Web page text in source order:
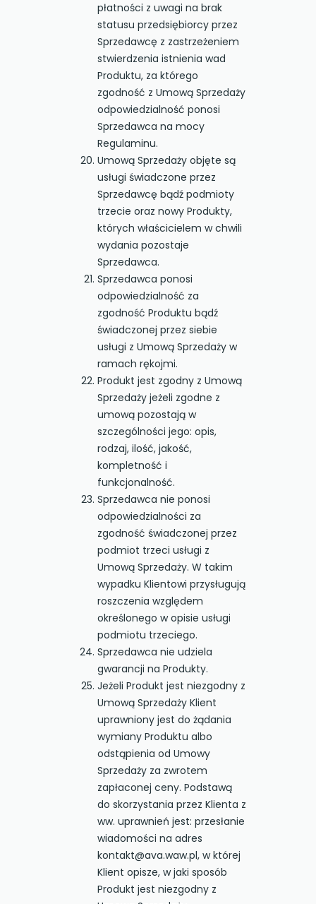
płatności z uwagi na brak
statusu przedsiębiorcy przez
Sprzedawcę z zastrzeżeniem
stwierdzenia istnienia wad
Produktu, za którego
zgodność z Umową Sprzedaży
odpowiedzialność ponosi
Sprzedawca na mocy
Regulaminu.
Umową Sprzedaży objęte są
usługi świadczone przez
Sprzedawcę bądź podmioty
trzecie oraz nowy Produkty,
których właścicielem w chwili
wydania pozostaje
Sprzedawca.
Sprzedawca ponosi
odpowiedzialność za
zgodność Produktu bądź
świadczonej przez siebie
usługi z Umową Sprzedaży w
ramach rękojmi.
Produkt jest zgodny z Umową
Sprzedaży jeżeli zgodne z
umową pozostają w
szczególności jego: opis,
rodzaj, ilość, jakość,
kompletność i
funkcjonalność.
Sprzedawca nie ponosi
odpowiedzialności za
zgodność świadczonej przez
podmiot trzeci usługi z
Umową Sprzedaży. W takim
wypadku Klientowi przysługują
roszczenia względem
określonego w opisie usługi
podmiotu trzeciego.
Sprzedawca nie udziela
gwarancji na Produkty.
Jeżeli Produkt jest niezgodny z
Umową Sprzedaży Klient
uprawniony jest do żądania
wymiany Produktu albo
odstąpienia od Umowy
Sprzedaży za zwrotem
zapłaconej ceny. Podstawą
do skorzystania przez Klienta z
ww. uprawnień jest: przesłanie
wiadomości na adres
kontakt@ava.waw.pl, w której
Klient opisze, w jaki sposób
Produkt jest niezgodny z